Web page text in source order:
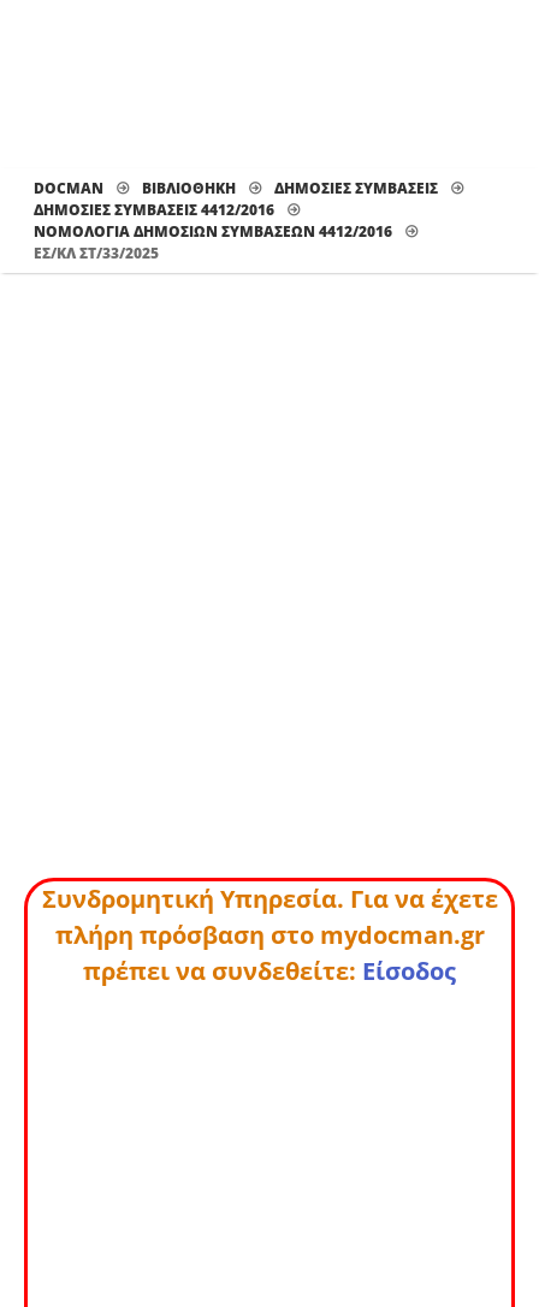
DOCMAN ΒΙΒΛΙΟΘΗΚΗ
ΔΗΜΟΣΙΕΣ ΣΥΜΒΑΣΕΙΣ
ΔΗΜΟΣΙΕΣ ΣΥΜΒΑΣΕΙΣ 4412/2016
ΝΟΜΟΛΟΓΊΑ ΔΗΜΟΣΊΩΝ ΣΥΜΒΆΣΕΩΝ 4412/2016
ΕΣ/ΚΛ ΣΤ/33/2025
Συνδρομητική Υπηρεσία. Για να έχετε
πλήρη πρόσβαση στο mydocman.gr
πρέπει να συνδεθείτε: Είσοδος